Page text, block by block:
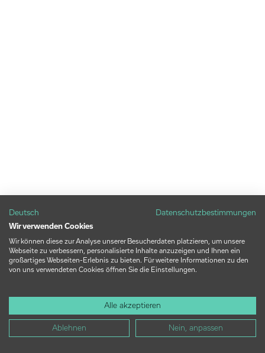
Deutsch
Datenschutzbestimmungen
Wir verwenden Cookies
Wir können diese zur Analyse unserer Besucherdaten platzieren, um unsere
Webseite zu verbessern, personalisierte Inhalte anzuzeigen und Ihnen ein
großartiges Webseiten-Erlebnis zu bieten. Für weitere Informationen zu den
von uns verwendeten Cookies öffnen Sie die Einstellungen.
Alle akzeptieren
Ablehnen Nein, anpassen